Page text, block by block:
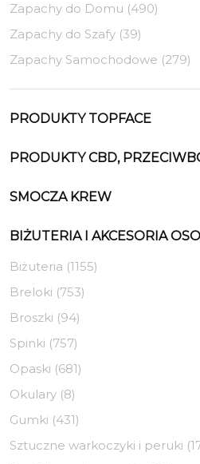
Zapachy do Domu (490)
Zapachy do Szafy (39)
Zapachy Samochodowe (279)
PRODUKTY TOPFACE
PRODUKTY CBD,
SMOCZA KREW
BIŻUTERIA I AKCESORIA
Biżuteria (1155)
Breloki (753)
Broszki (94)
Spinki (757)
Opaski (681)
Okulary (8)
Gumki (431)
Sztuczne warkoczyki i peruki